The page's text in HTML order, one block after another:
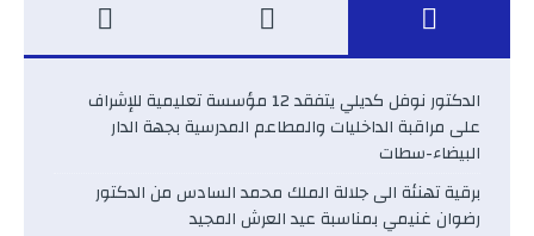
الدكتور نوفل كديلي يتفقد 12 مؤسسة تعليمية للإشراف
على مراقبة الداخليات والمطاعم المدرسية بجهة الدار
البيضاء-سطات
برقية تهنئة الى جلالة الملك محمد السادس من الدكتور
رضوان غنيمي بمناسبة عيد العرش المجيد